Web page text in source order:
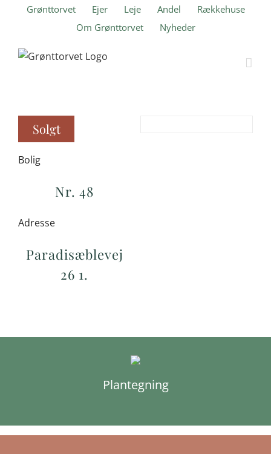
Grønttorvet Ejer Leje Andel
Rækkehuse
Om Grønttorvet
Nyheder
Solgt
Bolig
Nr. 48
Adresse
Paradisæblevej
26 1.
Plantegning